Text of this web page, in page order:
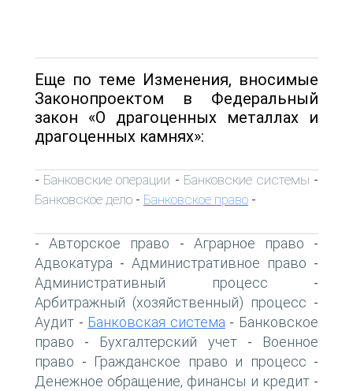
Еще по теме Изменения, вносимые
Законопроектом в Федеральный
закон «О драгоценных металлах и
драгоценных камнях»:
- Банковские операции - Банковские системы -
Банковское дело - Банковское право -
-Авторское право - Аграрное право -
Адвокатура - Административное право -
Административный процесс -
Арбитражный (хозяйственный) процесс -
Аудит - Банковская система - Банковское
право - Бухгалтерский учет-
Военное
право - Гражданское право и процесс -
Денежное обращение, финансы и кредит-